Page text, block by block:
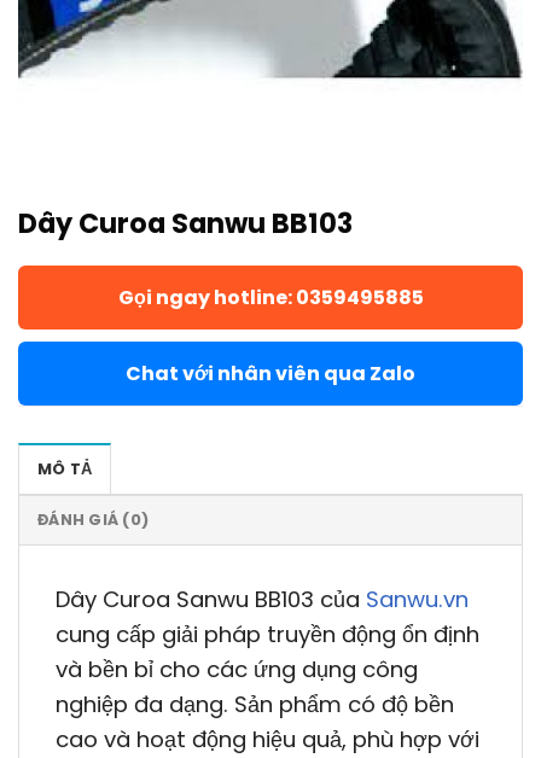
Dây Curoa Sanwu BB103
Gọi ngay hotline: 0359495885
Chat với nhân viên qua Zalo
MÔ TẢ
ĐÁNH GIÁ (0)
Dây Curoa Sanwu BB103 của Sanwu.vn
cung cấp giải pháp truyền động ổn định
và bền bỉ cho các ứng dụng công
nghiệp đa dạng. Sản phẩm có độ bền
cao và hoạt động hiệu quả, phù hợp với